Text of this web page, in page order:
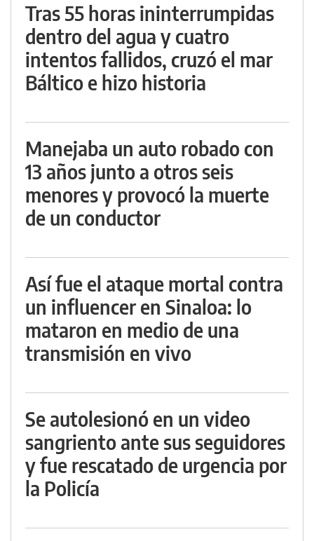
Tras 55 horas ininterrumpidas
dentro del agua y cuatro
intentos fallidos, cruzó el mar
Báltico e hizo historia
Manejaba un auto robado con
13 años junto a otros seis
menores y provocó la muerte
de un conductor
Así fue el ataque mortal contra
un influencer en Sinaloa: lo
mataron en medio de una
transmisión en vivo
Se autolesionó en un video
sangriento ante sus seguidores
y fue rescatado de urgencia por
la Policía